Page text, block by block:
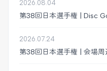
2026.08.04
第38回日本選手権 | Disc
2026.07.24
第38回日本選手権 | 会場